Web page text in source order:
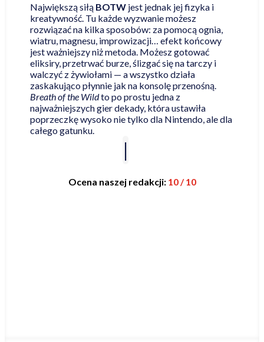
Największą siłą BOTW jest jednak jej fizyka i
kreatywność. Tu każde wyzwanie możesz
rozwiązać na kilka sposobów: za pomocą ognia,
wiatru, magnesu, improwizacji… efekt końcowy
jest ważniejszy niż metoda. Możesz gotować
eliksiry, przetrwać burze, ślizgać się na tarczy i
walczyć z żywiołami — a wszystko działa
zaskakująco płynnie jak na konsolę przenośną.
Breath of the Wildto po prostu jedna z
najważniejszych gier dekady, która ustawiła
poprzeczkę wysoko nie tylko dla Nintendo, ale dla
całego gatunku.
Ocena naszej redakcji: 10 / 10